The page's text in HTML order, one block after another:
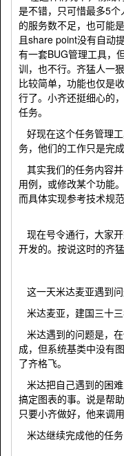
是不错，只可惜最多5
的服务数不足，也可能
且share point没有自动
有一套BUG管理工具，
训，也不行。齐猛人一
比较简单，功能也仅是
行了。小齐还挺细心的
任务。
好现在这个任务管理
务，他们的工作只是完
其实我们的任务内容
用例，或修改某个功能
而具体实现参考技术规
现在号令通行，大家
开发的。按说这时的齐
这一天米达麦亚遇到问
米达麦亚，建国三十
米达遇到的问题是，
成，但系统基类中没有
了齐格飞。
米达把自己遇到的困
搞定图表的事。说是帮
只要小齐做好，他来调用
米达继续完成他的任